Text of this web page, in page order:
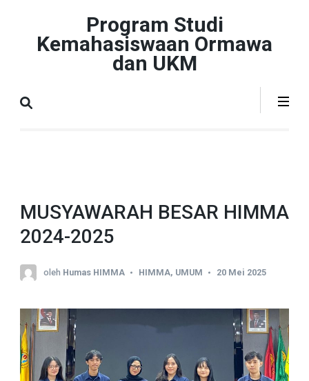
Program Studi
Kemahasiswaan Ormawa
dan UKM
MUSYAWARAH BESAR HIMMA
2024-2025
oleh Humas HIMMA HIMMA, UMUM 20 Mei 2025